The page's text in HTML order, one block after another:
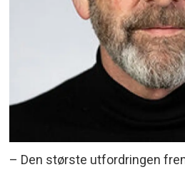
– Den største utfordringen